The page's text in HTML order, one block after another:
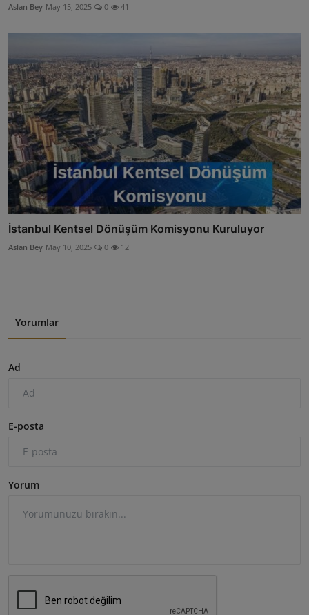
Aslan Bey May 15, 2025 0 41
İstanbul Kentsel Dönüşüm Komisyonu Kuruluyor
Aslan Bey May 10, 2025 0 12
Yorumlar
Ad
E-posta
Yorum